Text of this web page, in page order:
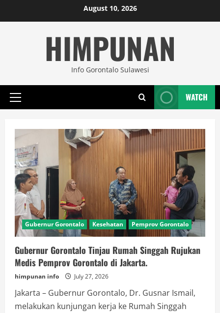
to
August 10, 2026
HIMPUNAN
Info Gorontalo Sulawesi
Primary
WATCH
Gubernur Gorontalo Kesehatan Pemprov Gorontalo
Gubernur Gorontalo Tinjau Rumah Singgah Rujukan
Medis Pemprov Gorontalo di Jakarta.
himpunan info July 27, 2026
Jakarta – Gubernur Gorontalo, Dr. Gusnar Ismail,
melakukan kunjungan kerja ke Rumah Singgah